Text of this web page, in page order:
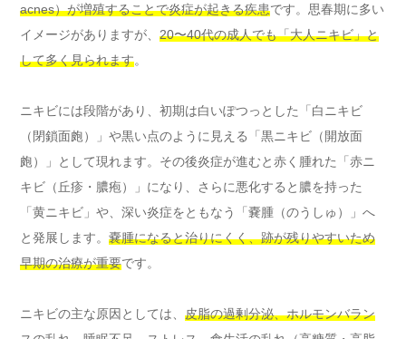
acnes）が増殖することで炎症が起きる疾患です。思春期に多い
イメージがありますが、 20〜40代の成人でも「大人ニキビ」と
して多く見られます。
ニキビには段階があり、初期は白いぽつっとした「白ニキビ
（閉鎖面皰）」や黒い点のように見える「黒ニキビ（開放面
皰）」として現れます。その後炎症が進むと赤く腫れた「赤ニ
キビ（丘疹・膿疱）」になり、さらに悪化すると膿を持った
「黄ニキビ」や、深い炎症をともなう「嚢腫（のうしゅ）」へ
と発展します。 嚢腫になると治りにくく、跡が残りやすいため
早期の治療が重要です。
ニキビの主な原因としては、 皮脂の過剰分泌、ホルモンバラン